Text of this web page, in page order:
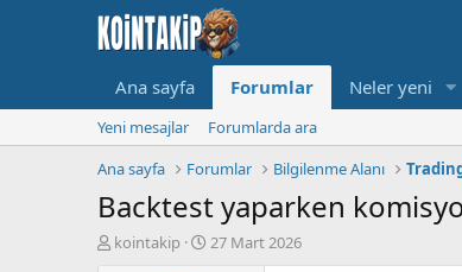
Ana sayfa Forumlar Neler yeni
Yeni mesajlar
Forumlarda ara
Ana sayfa
Forumlar Bilgilenme Alanı
Backtest yaparken
K
kointakip
B
27 Mart 2026